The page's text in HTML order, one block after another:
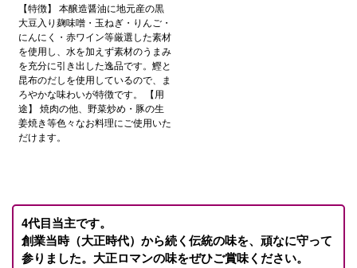
【特徴】 本醸造醤油に地元産の黒
大豆入り麹味噌・玉ねぎ・りんご・
にんにく・赤ワイン等厳選した素材
を使用し、水を加えず素材のうまみ
を充分に引き出した逸品です。鰹と
昆布のだしを使用しているので、ま
ろやかな味わいが特徴です。 【用
途】 焼肉の他、野菜炒め・豚の生
姜焼き等色々なお料理にご使用いた
だけます。
4代目当主です。
創業当時（大正時代）から続く伝統の味を、頑なに守って
参りました。大正ロマンの味をぜひご賞味ください。